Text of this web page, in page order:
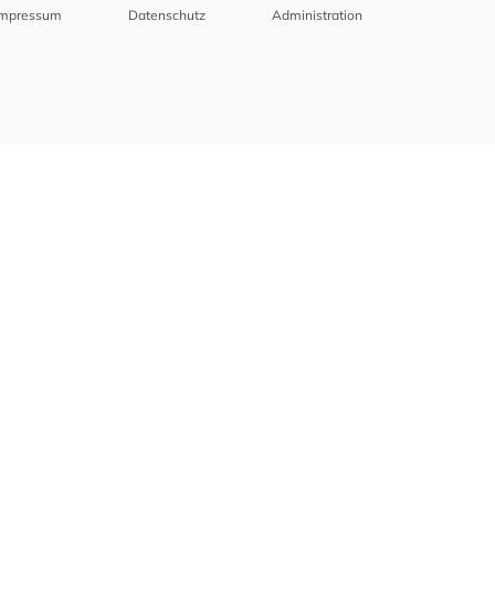
Datenschutz Administration